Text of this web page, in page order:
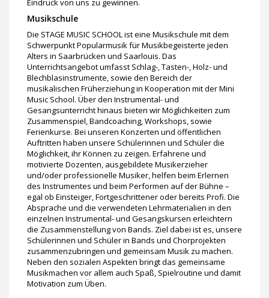
Eindruck von uns zu gewinnen.
Musikschule
Die STAGE MUSIC SCHOOL ist eine Musikschule mit dem
Schwerpunkt Popularmusik für Musikbegeisterte jeden
Alters in Saarbrücken und Saarlouis. Das
Unterrichtsangebot umfasst Schlag-, Tasten-, Holz- und
Blechblasinstrumente, sowie den Bereich der
musikalischen Früherziehung in Kooperation mit der Mini
Music School. Über den Instrumental- und
Gesangsunterricht hinaus bieten wir Möglichkeiten zum
Zusammenspiel, Bandcoaching, Workshops, sowie
Ferienkurse. Bei unseren Konzerten und öffentlichen
Auftritten haben unsere Schülerinnen und Schüler die
Möglichkeit, ihr Können zu zeigen. Erfahrene und
motivierte Dozenten, ausgebildete Musikerzieher
und/oder professionelle Musiker, helfen beim Erlernen
des Instrumentes und beim Performen auf der Bühne –
egal ob Einsteiger, Fortgeschrittener oder bereits Profi. Die
Absprache und die verwendeten Lehrmaterialien in den
einzelnen Instrumental- und Gesangskursen erleichtern
die Zusammenstellung von Bands. Ziel dabei ist es, unsere
Schülerinnen und Schüler in Bands und Chorprojekten
zusammenzubringen und gemeinsam Musik zu machen.
Neben den sozialen Aspekten bringt das gemeinsame
Musikmachen vor allem auch Spaß, Spielroutine und damit
Motivation zum Üben.